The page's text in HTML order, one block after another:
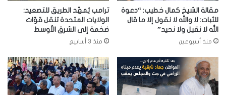
مقالة الشيخ كمال خطيب: “دعوة
للثبات: لا والله لا نقول إلا ما قال
الله لا نقيل ولا نحيد”
منذ أسبوعين
ترامب يُمهّد الطريق للتصعيد:
الولايات المتحدة تنقل قوّات
ضخمة إلى الشرق الأوسط
منذ 3 أسابيع